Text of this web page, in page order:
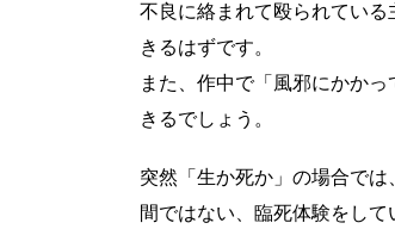
不良に絡まれて殴られてい
きるはずです。
また、作中で「風邪にかか
きるでしょう。
突然「生か死か」の場合で
間ではない、臨死体験をし